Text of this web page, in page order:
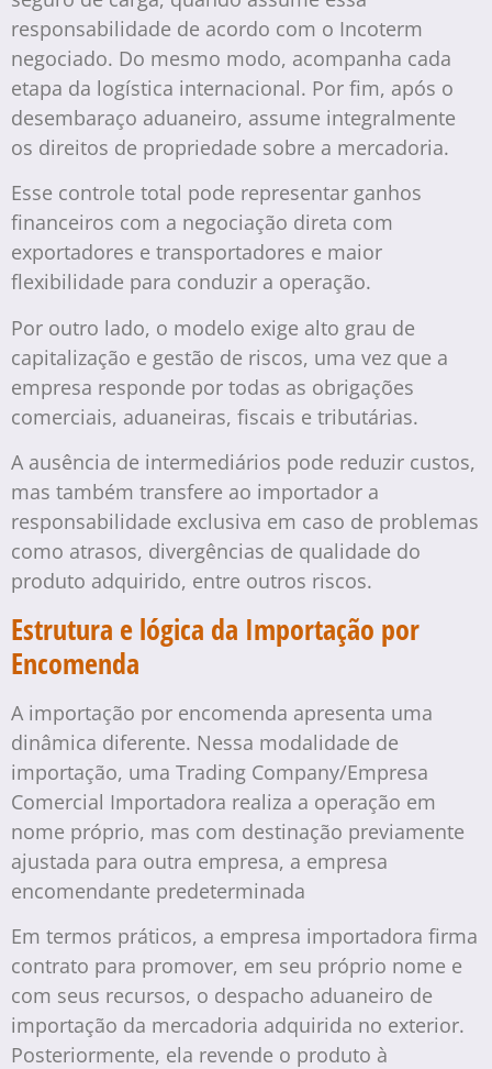
responsabilidade de acordo com o Incoterm
negociado. Do mesmo modo, acompanha cada
etapa da logística internacional. Por fim, após o
desembaraço aduaneiro, assume integralmente
os direitos de propriedade sobre a mercadoria.
Esse controle total pode representar ganhos
financeiros com a negociação direta com
exportadores e transportadores e maior
flexibilidade para conduzir a operação.
Por outro lado, o modelo exige alto grau de
capitalização e gestão de riscos, uma vez que a
empresa responde por todas as obrigações
comerciais, aduaneiras, fiscais e tributárias.
A ausência de intermediários pode reduzir custos,
mas também transfere ao importador a
responsabilidade exclusiva em caso de problemas
como atrasos, divergências de qualidade do
produto adquirido, entre outros riscos.
Estrutura e lógica da Importação por
Encomenda
A importação por encomenda apresenta uma
dinâmica diferente. Nessa modalidade de
importação, uma Trading Company/Empresa
Comercial Importadora realiza a operação em
nome próprio, mas com destinação previamente
ajustada para outra empresa, a empresa
encomendante predeterminada
Em termos práticos, a empresa importadora firma
contrato para promover, em seu próprio nome e
com seus recursos, o despacho aduaneiro de
importação da mercadoria adquirida no exterior.
Posteriormente, ela revende o produto à